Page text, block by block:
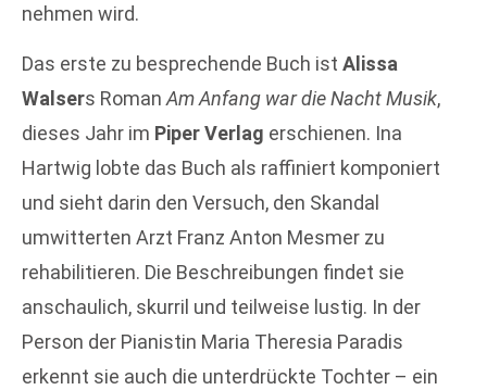
nehmen wird.
Das erste zu besprechende Buch ist Alissa
Walsers Roman Am Anfang war die Nacht Musik,
dieses Jahr im Piper Verlag erschienen. Ina
Hartwig lobte das Buch als raffiniert komponiert
und sieht darin den Versuch, den Skandal
umwitterten Arzt Franz Anton Mesmer zu
rehabilitieren. Die Beschreibungen findet sie
anschaulich, skurril und teilweise lustig. In der
Person der Pianistin Maria Theresia Paradis
erkennt sie auch die unterdrückte Tochter – ein